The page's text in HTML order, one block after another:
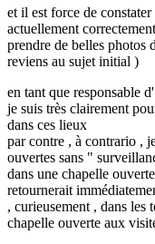
et il est force de
actuellement
prendre de belles photos
reviens au sujet initial )
en tant que responsable
je suis très clairement
dans ces lieux
par contre , à contrario ,
ouvertes sans "
dans une chapelle
retournerait
, curieusement , dans les
chapelle ouverte aux